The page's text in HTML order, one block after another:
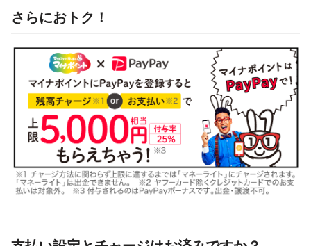
さらにおトク！